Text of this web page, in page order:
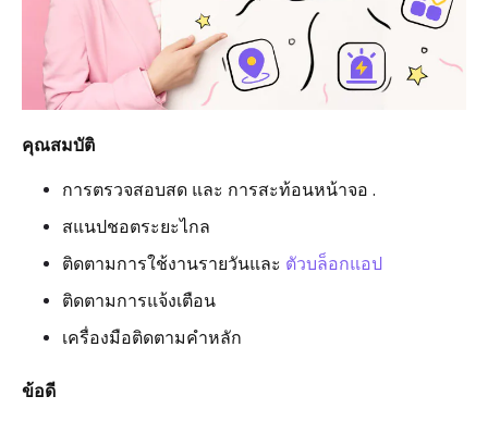
คุณสมบัติ
การตรวจสอบสด และ การสะท้อนหน้าจอ .
สแนปชอตระยะไกล
ติดตามการใช้งานรายวันและ ตัวบล็อกแอป
ติดตามการแจ้งเตือน
เครื่องมือติดตามคำหลัก
ข้อดี